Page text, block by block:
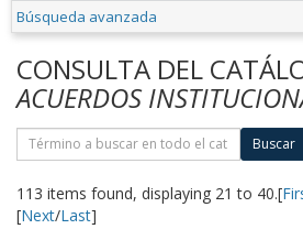
Búsqueda avanzada
CONSULTA DEL
ACUERDOS
Buscar
113 items found, displaying 21 to 40.[
[Next/Last]